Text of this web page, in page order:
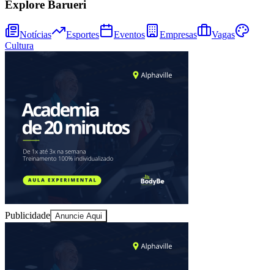
Cruzeiro
Explore Barueri
Notícias Esportes Eventos Empresas
Vagas
Cultura
Publicidade Anuncie Aqui